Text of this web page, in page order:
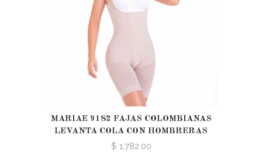
MARIAE 9182 FAJAS COLOMBIANAS
LEVANTA COLA CON HOMBRERAS
$ 1,782.00